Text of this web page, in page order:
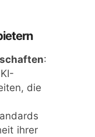
:
die
ihrer